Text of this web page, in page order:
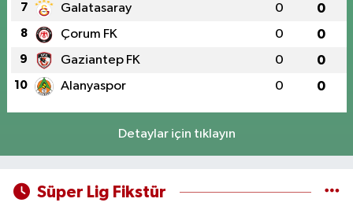
7 Galatasaray 0 0
8 Çorum FK 0 0
9 Gaziantep FK 0 0
10 Alanyaspor 0 0
Detaylar için tıklayın
Süper Lig Fikstür